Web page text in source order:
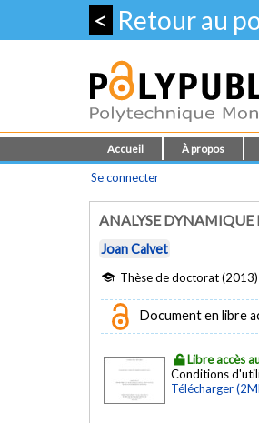
< Retour au
Accueil À propos
Se connecter
ANALYSE DYNAMIQUE
Joan Calvet
Thèse de doctorat (2013)
Document en libre
Libre accès
Conditions
Télécharger